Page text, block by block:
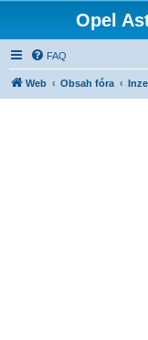
Opel
FAQ
Web Obsah fóra